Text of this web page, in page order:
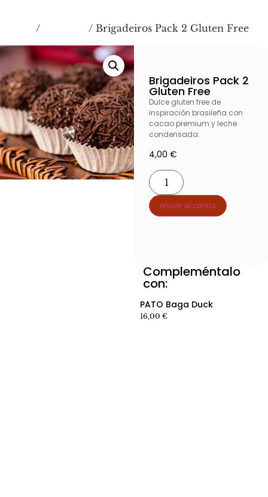
/ / Brigadeiros Pack 2 Gluten Free
Brigadeiros Pack 2
Gluten Free
Dulce gluten free de
inspiración brasileña con
cacao premium y leche
condensada.
4,00 €
Añadir al carrito
Compleméntalo
con:
Ver producto producto
Ver producto producto
PATO Baga Duck
16,00 €